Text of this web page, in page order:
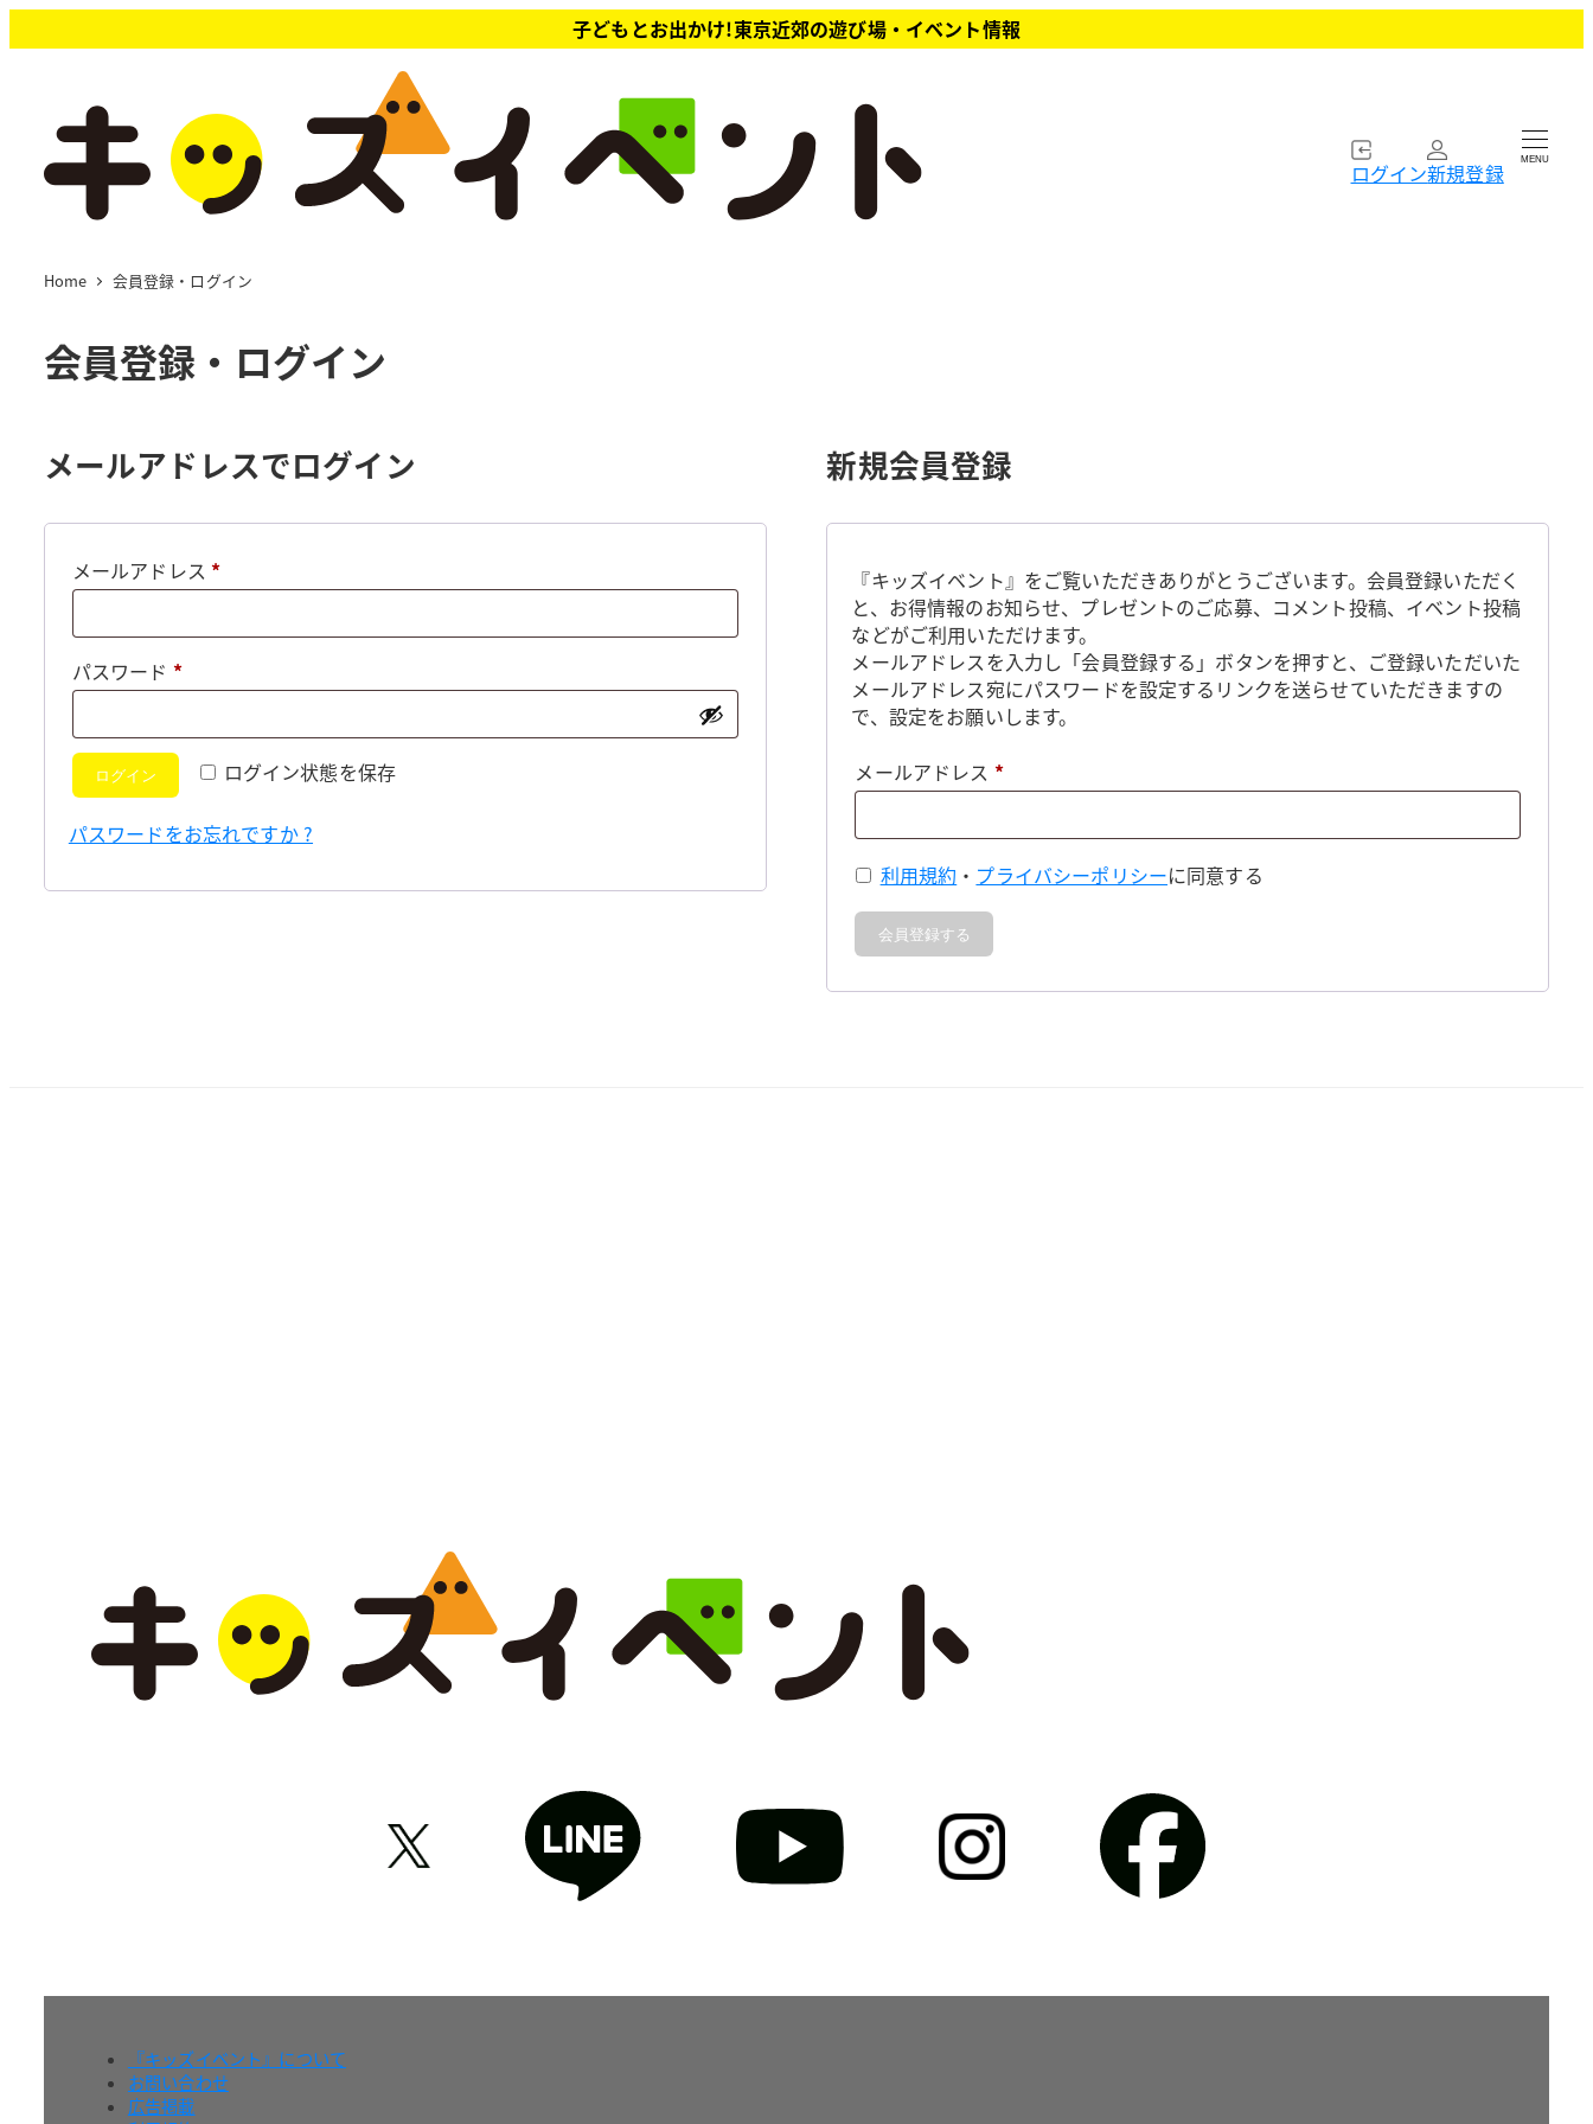
イ
子どもとお出かけ!東京近郊の遊び場・イベント情報
ログイン新規登録 MENU
Home 会員登録・ログイン
会員登録・ログイン
メールアドレスでログイン
メールアドレス *必
パスワード *必
ログイン状態を保存
ログイン
パスワードをお忘れですか ?
新規会員登録
『キッズイベント』をご覧いただきありがとうございます。会員登録いただく
と、お得情報のお知らせ、プレゼントのご応募、コメント投稿、イベント投稿
などがご利用いただけます。
メールアドレスを入力し「会員登録する」ボタンを押すと、ご登録いただいた
メールアドレス宛にパスワードを設定するリンクを送らせていただきますの
で、設定をお願いします。
メールアドレス *必
利用規約 ・ プライバシーポリシーに同意する
会員登録する
『キッズイベント』について
お問い合わせ
広告掲載